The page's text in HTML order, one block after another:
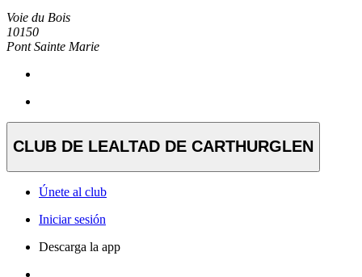
Voie du Bois
10150
Pont Sainte Marie
CLUB DE LEALTAD DE CARTHURGLEN
Únete al club
Iniciar sesión
Descarga la app